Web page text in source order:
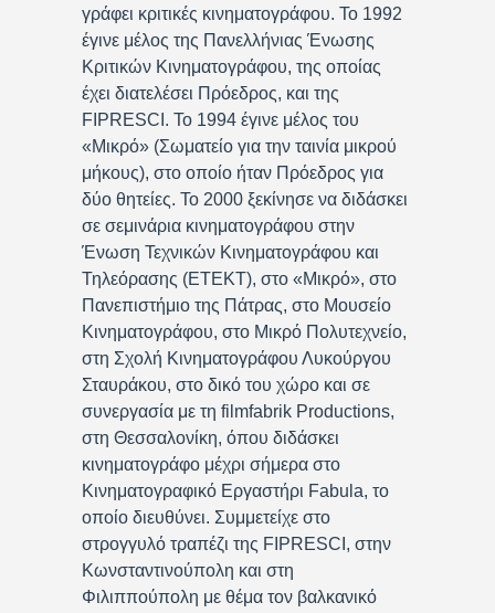
γράφει κριτικές κινηματογράφου. Το 1992
έγινε μέλος της Πανελλήνιας Ένωσης
Κριτικών Κινηματογράφου, της οποίας
έχει διατελέσει Πρόεδρος, και της
FIPRESCI. Το 1994 έγινε μέλος του
«Μικρό» (Σωματείο για την ταινία μικρού
μήκους), στο οποίο ήταν Πρόεδρος για
δύο θητείες. Το 2000 ξεκίνησε να διδάσκει
σε σεμινάρια κινηματογράφου στην
Ένωση Τεχνικών Κινηματογράφου και
Τηλεόρασης (ΕΤΕΚΤ), στο «Μικρό», στο
Πανεπιστήμιο της Πάτρας, στο Μουσείο
Κινηματογράφου, στο Μικρό Πολυτεχνείο,
στη Σχολή Κινηματογράφου Λυκούργου
Σταυράκου, στο δικό του χώρο και σε
συνεργασία με τη filmfabrik Productions,
στη Θεσσαλονίκη, όπου διδάσκει
κινηματογράφο μέχρι σήμερα στο
Κινηματογραφικό Εργαστήρι Fabula, το
οποίο διευθύνει. Συμμετείχε στο
στρογγυλό τραπέζι της FIPRESCI, στην
Κωνσταντινούπολη και στη
Φιλιππούπολη με θέμα τον βαλκανικό